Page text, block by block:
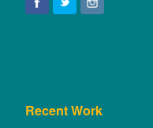
Recent Work